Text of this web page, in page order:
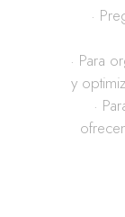
·
· Para
y
·